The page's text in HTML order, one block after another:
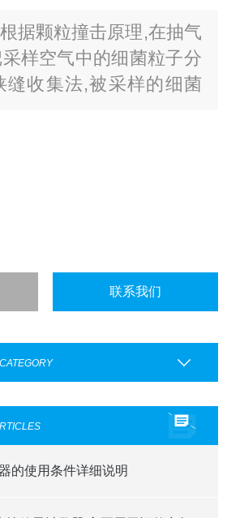
据颗粒撞击原理,在抽气
样空气中的细菌粒子分
缝收集法,被采样的细菌
后可成为肉眼可数的细
联系我们
的使用条件详细说明